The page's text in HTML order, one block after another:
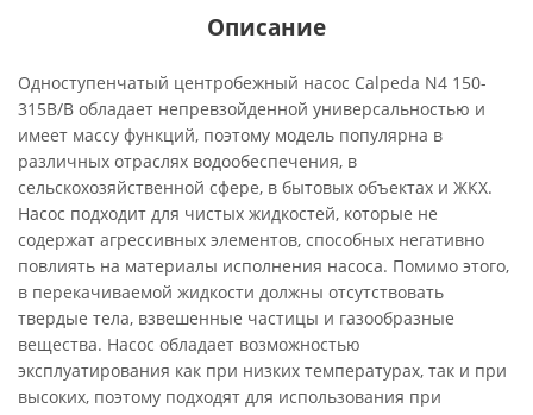
Описание
Одноступенчатый центробежный насос Calpeda N4 150-
315B/B обладает непревзойденной универсальностью и
имеет массу функций, поэтому модель популярна в
различных отраслях водообеспечения, в
сельскохозяйственной сфере, в бытовых объектах и ЖКХ.
Насос подходит для чистых жидкостей, которые не
содержат агрессивных элементов, способных негативно
повлиять на материалы исполнения насоса. Помимо этого,
в перекачиваемой жидкости должны отсутствовать
твердые тела, взвешенные частицы и газообразные
вещества. Насос обладает возможностью
эксплуатирования как при низких температурах, так и при
высоких, поэтому подходят для использования при